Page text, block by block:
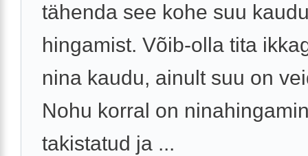
tähenda see kohe suu
hingamist. Võib-olla tita
nina kaudu, ainult suu on
Nohu korral on
takistatud ja ...